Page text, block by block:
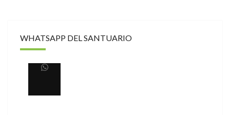
WHATSAPP DEL SANTUARIO